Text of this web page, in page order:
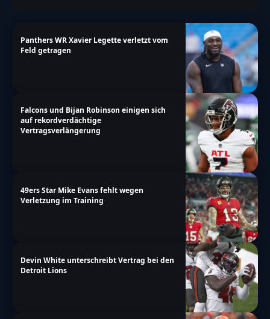
Panthers WR Xavier Legette verletzt vom
Feld getragen
Falcons und Bijan Robinson einigen sich
auf rekordverdächtige
Vertragsverlängerung
49ers Star Mike Evans fehlt wegen
Verletzung im Training
Devin White unterschreibt Vertrag bei den
Detroit Lions